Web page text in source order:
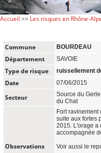
Accueil >> Les risques en Rhône-
Commune BOURDEAU
Département SAVOIE
Type de risque ruissellement
Date 07/06/2015
Secteur
Source du
du Chat
Observations
Fort ravinement
suite aux fortes
2015. L'orage a
accompagnée
Voir aussi le